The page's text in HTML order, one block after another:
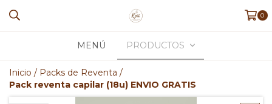
0
MENÚ PRODUCTOS
Inicio / Packs de Reventa /
Pack reventa capilar (18u) ENVIO GRATIS